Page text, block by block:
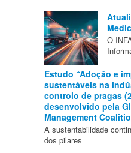
O
Estudo “Adoção e
sustentáveis na
controlo de pragas
desenvolvido pela
Management
A sustentabilidade
dos pilares